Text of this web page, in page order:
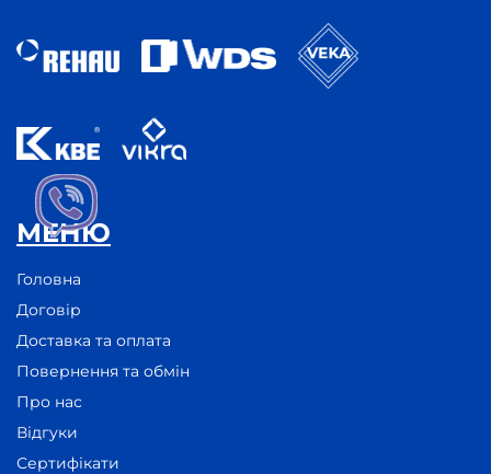
МЕНЮ
Головна
Договір
Доставка та оплата
Повернення та обмін
Про нас
Відгуки
Сертифікати